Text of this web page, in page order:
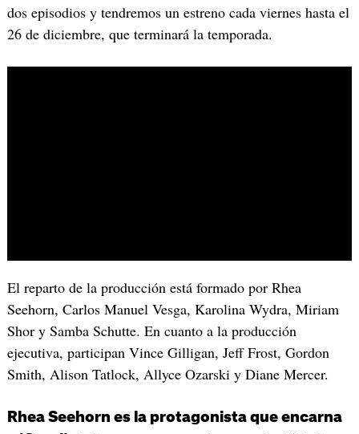
dos episodios y tendremos un estreno cada viernes hasta el
26 de diciembre, que terminará la temporada.
El reparto de la producción está formado por Rhea
Seehorn, Carlos Manuel Vesga, Karolina Wydra, Miriam
Shor y Samba Schutte. En cuanto a la producción
ejecutiva, participan Vince Gilligan, Jeff Frost, Gordon
Smith, Alison Tatlock, Allyce Ozarski y Diane Mercer.
Rhea Seehorn es la protagonista que encarna